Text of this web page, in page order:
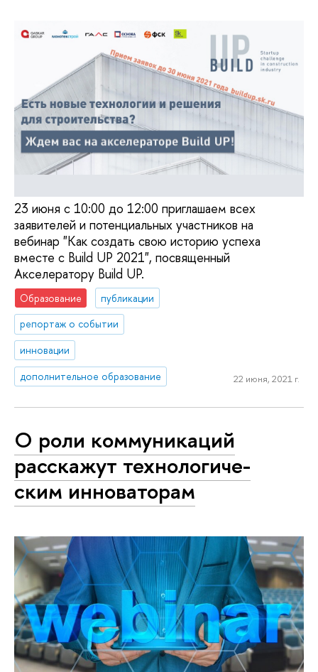
23 июня с 10:00 до 12:00 приглашаем всех
заявителей и потенциальных участников на
вебинар "Как создать свою историю успеха
вместе с Build UP 2021", посвященный
Акселератору Build UP.
Образование
публикации
репортаж о событии
инновации
дополнительное образование
22 июня, 2021 г.
О роли ком­му­ни­ка­ций
расскажут тех­но­ло­ги­че­
ским инноваторам